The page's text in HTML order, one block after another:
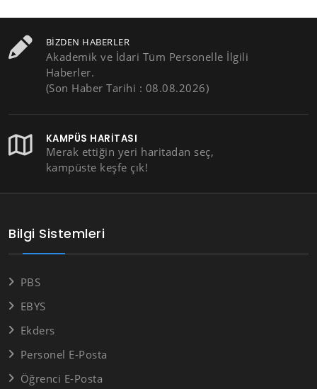
BIZDEN HABERLER
Akademik ve İdari Tüm Personelle İlgili
Haberler.
(Son Haber Tarihi : 08.08.2026)
KAMPÜS HARITASI
Merak ettiğin yeri haritadan seç,
kampüste keşfe çık!
Bilgi Sistemleri
PBS
EBYS
Ekders
Personel E-Posta
Öğrenci E-Posta